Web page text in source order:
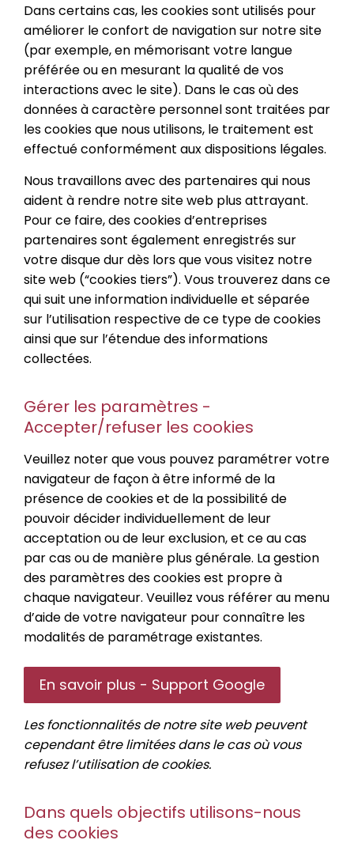
Dans certains cas, les cookies sont utilisés pour
améliorer le confort de navigation sur notre site
(par exemple, en mémorisant votre langue
préférée ou en mesurant la qualité de vos
interactions avec le site). Dans le cas où des
données à caractère personnel sont traitées par
les cookies que nous utilisons, le traitement est
effectué conformément aux dispositions légales.
Nous travaillons avec des partenaires qui nous
aident à rendre notre site web plus attrayant.
Pour ce faire, des cookies d’entreprises
partenaires sont également enregistrés sur
votre disque dur dès lors que vous visitez notre
site web (“cookies tiers”). Vous trouverez dans ce
qui suit une information individuelle et séparée
sur l’utilisation respective de ce type de cookies
ainsi que sur l’étendue des informations
collectées.
Gérer les paramètres -
Accepter/refuser les cookies
Veuillez noter que vous pouvez paramétrer votre
navigateur de façon à être informé de la
présence de cookies et de la possibilité de
pouvoir décider individuellement de leur
acceptation ou de leur exclusion, et ce au cas
par cas ou de manière plus générale. La gestion
des paramètres des cookies est propre à
chaque navigateur. Veuillez vous référer au menu
d’aide de votre navigateur pour connaître les
modalités de paramétrage existantes.
En savoir plus - Support Google
Les fonctionnalités de notre site web peuvent
cependant être limitées dans le cas où vous
refusez l’utilisation de cookies.
Dans quels objectifs utilisons-nous
des cookies